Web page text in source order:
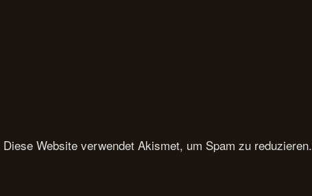
Diese Website verwendet Akismet, um Spam zu reduzieren.